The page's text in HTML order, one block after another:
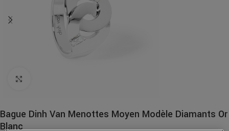
Bague Dinh Van Menottes Moyen Modèle Diamants Or
Blanc